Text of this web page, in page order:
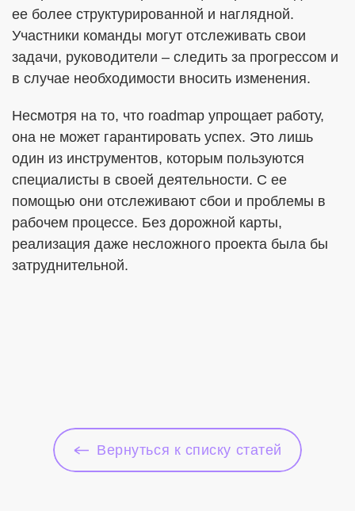
ее более структурированной и наглядной.
Участники команды могут отслеживать свои
задачи, руководители – следить за прогрессом и
в случае необходимости вносить изменения.
Несмотря на то, что roadmap упрощает работу,
она не может гарантировать успех. Это лишь
один из инструментов, которым пользуются
специалисты в своей деятельности. С ее
помощью они отслеживают сбои и проблемы в
рабочем процессе. Без дорожной карты,
реализация даже несложного проекта была бы
затруднительной.
Вернуться к списку статей